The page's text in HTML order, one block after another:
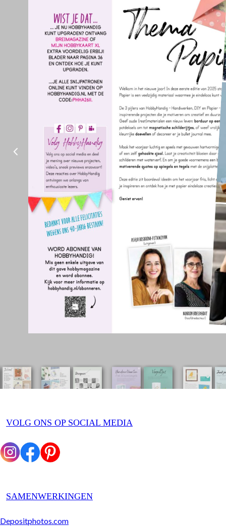
VOLG ONS OP SOCIAL MEDIA
SAMENWERKINGEN
Depositphotos.com